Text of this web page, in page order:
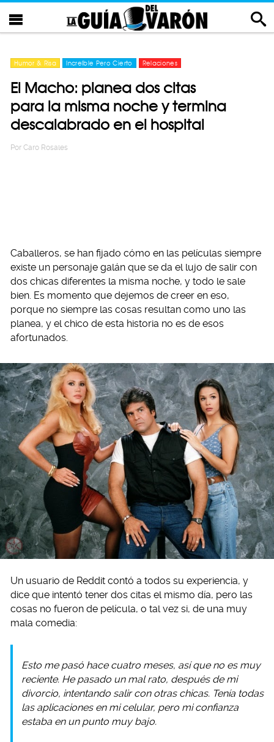
Humor & Risa Increíble Pero Cierto Relaciones
El Macho: planea dos citas
para la misma noche y termina
descalabrado en el hospital
Por Caro Rosales
Caballeros, se han fijado cómo en las películas siempre
existe un personaje galán que se da el lujo de salir con
dos chicas diferentes la misma noche, y todo le sale
bien. Es momento que dejemos de creer en eso,
porque no siempre las cosas resultan como uno las
planea, y el chico de esta historia no es de esos
afortunados.
Un usuario de Reddit contó a todos su experiencia, y
dice que intentó tener dos citas el mismo día, pero las
cosas no fueron de película, o tal vez si, de una muy
mala comedia:
Esto me pasó hace cuatro meses, así que no es muy
reciente. He pasado un mal rato, después de mi
divorcio, intentando salir con otras chicas. Tenía todas
las aplicaciones en mi celular, pero mi confianza
estaba en un punto muy bajo.